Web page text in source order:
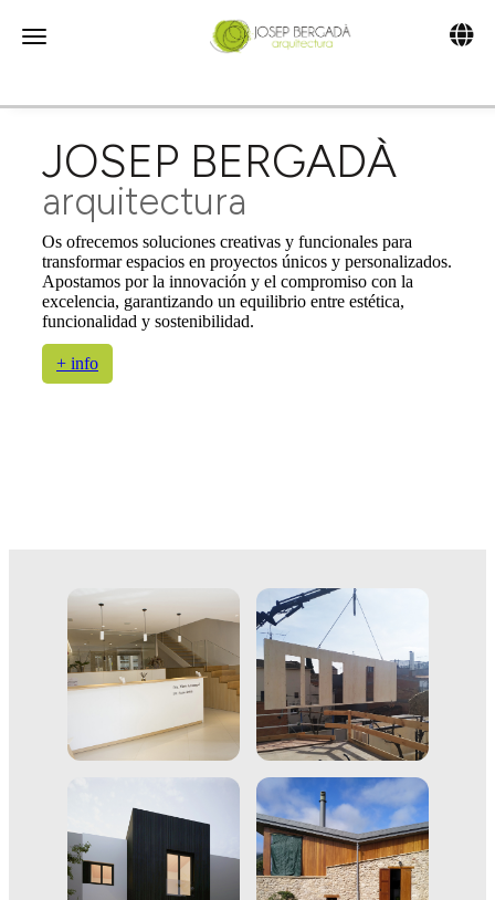
Toggle navigation
JOSEP BERGADÀ
arquitectura
Os ofrecemos soluciones creativas y funcionales para
transformar espacios en proyectos únicos y personalizados.
Apostamos por la innovación y el compromiso con la
excelencia, garantizando un equilibrio entre estética,
funcionalidad y sostenibilidad.
+ info